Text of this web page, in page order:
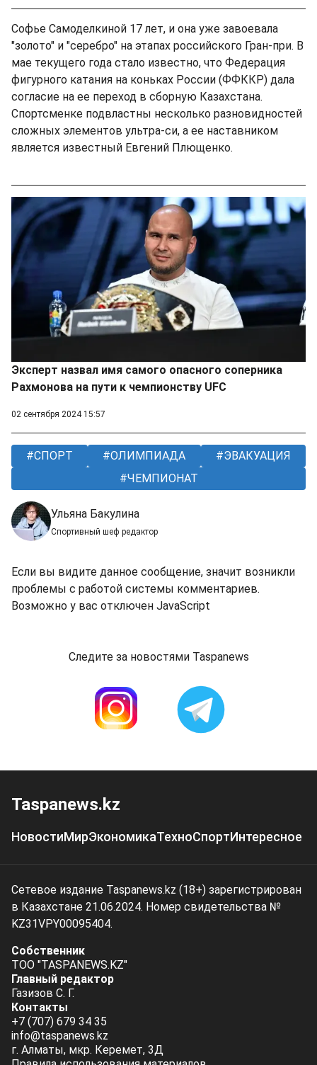
Софье Самоделкиной 17 лет, и она уже завоевала
"золото" и "серебро" на этапах российского Гран-при. В
мае текущего года стало известно, что Федерация
фигурного катания на коньках России (ФФККР) дала
согласие на ее переход в сборную Казахстана.
Спортсменке подвластны несколько разновидностей
сложных элементов ультра-си, а ее наставником
является известный Евгений Плющенко.
Эксперт назвал имя самого опасного соперника
Рахмонова на пути к чемпионству UFC
02 сентября 2024 15:57
СПОРТ ОЛИМПИАДА
ЭВАКУАЦИЯ
ЧЕМПИОНАТ
Ульяна Бакулина
Спортивный шеф редактор
Если вы видите данное сообщение, значит возникли
проблемы с работой системы комментариев.
Возможно у вас отключен JavaScript
Следите за новостями Taspanews
Taspanews.kz
НовостиМирЭкономикаТехноСпортИнтересное
Сетевое издание Taspanews.kz (18+) зарегистрирован
в Казахстане 21.06.2024. Номер свидетельства №
KZ31VPY00095404.
Собственник
ТОО "TASPANEWS.KZ"
Главный редактор
Газизов С. Г.
Контакты
+7 (707) 679 34 35
info@taspanews.kz
г. Алматы, мкр. Керемет, 3Д